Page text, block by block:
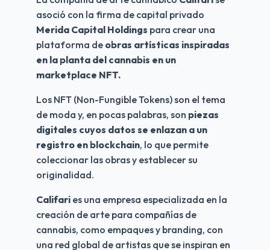
Merida Capital Holdings para crear una
plataforma de obras artísticas inspiradas
en la planta del cannabis en un
marketplace NFT.
Los NFT (Non-Fungible Tokens) son el tema
de moda y, en pocas palabras, son piezas
digitales cuyos datos se enlazan a un
registro en blockchain, lo que permite
coleccionar las obras y establecer su
originalidad.
Califari es una empresa especializada en la
creación de arte para compañías de
cannabis, como empaques y branding, con
una red global de artistas que se inspiran en